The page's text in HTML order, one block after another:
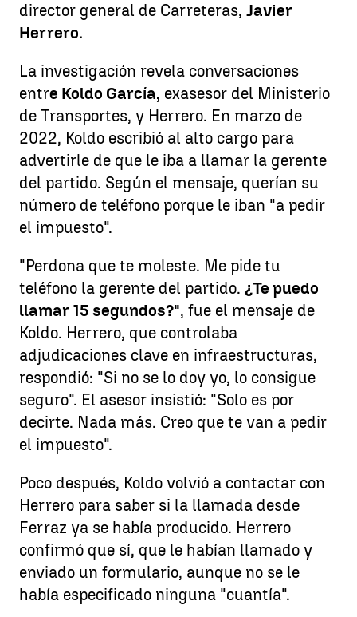
director general de Carreteras, Javier
Herrero.
La investigación revela conversaciones
entre Koldo García, exasesor del Ministerio
de Transportes, y Herrero. En marzo de
2022, Koldo escribió al alto cargo para
advertirle de que le iba a llamar la gerente
del partido. Según el mensaje, querían su
número de teléfono porque le iban "a pedir
el impuesto".
"Perdona que te moleste. Me pide tu
teléfono la gerente del partido. ¿Te puedo
llamar 15 segundos?", fue el mensaje de
Koldo. Herrero, que controlaba
adjudicaciones clave en infraestructuras,
respondió: "Si no se lo doy yo, lo consigue
seguro". El asesor insistió: "Solo es por
decirte. Nada más. Creo que te van a pedir
el impuesto".
Poco después, Koldo volvió a contactar con
Herrero para saber si la llamada desde
Ferraz ya se había producido. Herrero
confirmó que sí, que le habían llamado y
enviado un formulario, aunque no se le
había especificado ninguna "cuantía".